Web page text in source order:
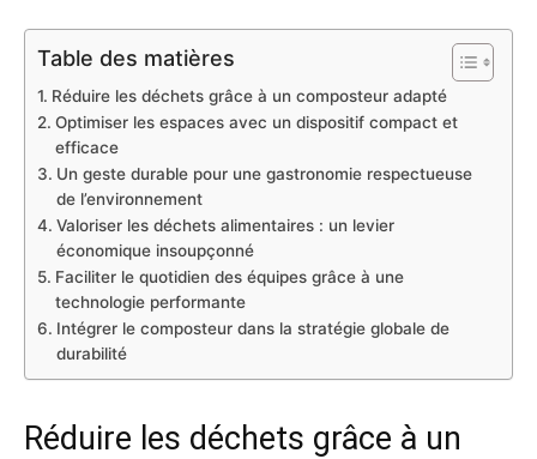
Table des matières
Réduire les déchets grâce à un composteur adapté
Optimiser les espaces avec un dispositif compact et
efficace
Un geste durable pour une gastronomie respectueuse
de l’environnement
Valoriser les déchets alimentaires : un levier
économique insoupçonné
Faciliter le quotidien des équipes grâce à une
technologie performante
Intégrer le composteur dans la stratégie globale de
durabilité
Réduire les déchets grâce à un